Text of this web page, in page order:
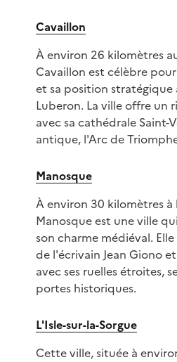
Cavaillon
À environ 26 kilomètres
Cavaillon est célèbre
et sa position stratégique
Luberon. La ville offre un
avec sa cathédrale Saint-
antique, l'Arc de
Manosque
À environ 30 kilomètres
Manosque est une ville
son charme médiéval.
de l'écrivain Jean Giono
avec ses ruelles étroites,
portes historiques.
L'Isle-sur-la-Sorgue
Cette ville, située à